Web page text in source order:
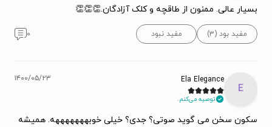
بسیار عالی. ممنون از طاقچه و کلک آزادگان.👏👏👏
مفید بود (۳) مفید نبود ۰
E
Ela Elegance
توصیه می‌کنم.
۱۴۰۰/۰۵/۲۳
سکون سخن می گوید صوتی؟ جدی؟ خیلی خوبهههههههه‌. همیشه